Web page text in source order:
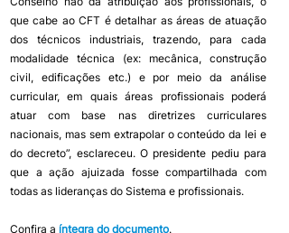
que cabe ao CFT é detalhar as áreas de atuação
dos técnicos industriais, trazendo, para cada
modalidade técnica (ex: mecânica, construção
civil, edificações etc.) e por meio da análise
curricular, em quais áreas profissionais poderá
atuar com base nas diretrizes curriculares
nacionais, mas sem extrapolar o conteúdo da lei e
do decreto”, esclareceu. O presidente pediu para
que a ação ajuizada fosse compartilhada com
todas as lideranças do Sistema e profissionais.
Confira a íntegra do documento.